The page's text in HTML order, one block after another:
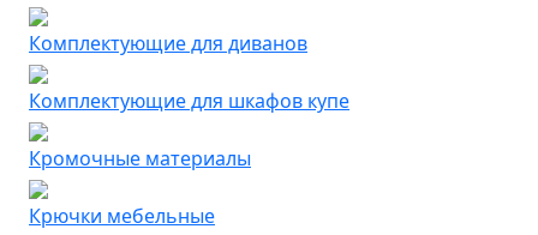
Комплектующие для диванов
Комплектующие для шкафов купе
Кромочные материалы
Крючки мебельные